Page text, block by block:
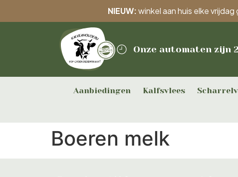
NIEUW:winkel aan huis elke
Onze automaten zijn
Aanbiedingen Kalfsvlees
Boeren melk